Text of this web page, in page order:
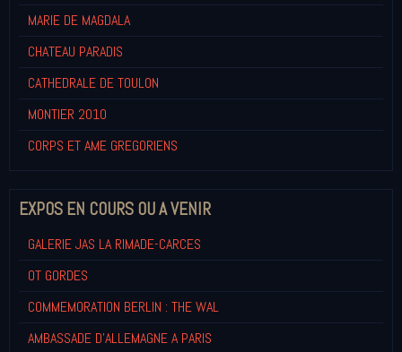
MARIE DE MAGDALA
CHATEAU PARADIS
CATHEDRALE DE TOULON
MONTIER 2010
CORPS ET AME GREGORIENS
EXPOS EN COURS OU A VENIR
GALERIE JAS LA RIMADE-CARCES
OT GORDES
COMMEMORATION BERLIN : THE WAL
AMBASSADE D'ALLEMAGNE A PARIS